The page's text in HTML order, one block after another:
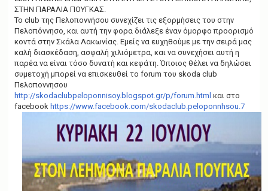
t
i
o
n
ΣΤΗΝ ΠΑΡΑΛΙΑ ΠΟΥΓΚΑΣ.
Το club της Πελοποννήσου συνεχίζει τις εξορμήσεις του στην
Πελοπόννησο, και αυτή την φορα διάλεξε έναν όμορφο προορισμό
κοντά στην Σκάλα Λακωνίας. Εμείς να ευχηθούμε με την σειρά μας
καλή διασκέδαση, ασφαλή χιλιόμετρα, και να συνεχήσει αυτή η
παρέα να είναι τόσο δυνατή και κεφάτη. Όποιος θέλει να δηλώσει
συμετοχή μπορεί να επισκευθεί το forum του skoda club
Πελοποννησου
http://skodaclubpeloponnisoy.blogspot.gr/p/forum.html και στο
facebook https://www.facebook.com/skodaclub.peloponnhsou.7